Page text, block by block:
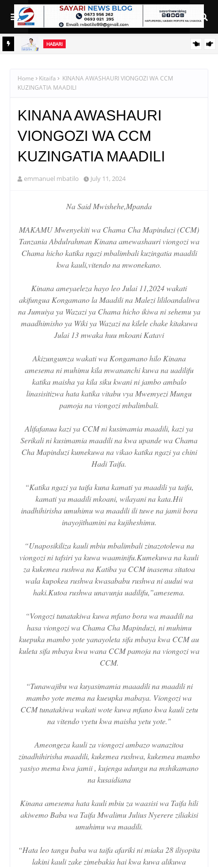
HABARI
Home Kitaifa
KINANA AWASHAURI VIONGOZI WA CCM
KUZINGATIA MAADILI
KINANA AWASHAURI
VIONGOZI WA CCM
KUZINGATIA MAADILI
emmanuel mbatilo July 11, 2024
Na Said Mwishehe,Mpanda
MAKAMU Mwenyekiti wa Chama Cha Mapinduzi (CCM)
Tanzania Abdulrahman Kinana amewashauri viongozi wa
Chama hicho katika ngazi mbalimbali kuzingatia maadili
kwa kauli,vitendo na mwonekano.
Kinana ameyaeleza hayo leo Julai 11,2024 wakati
akifungua Kongamano la Maadili na Malezi lililoandaliwa
na Jumuiya ya Wazazi ya Chama hicho ikiwa ni sehemu ya
maadhimisho ya Wiki ya Wazazi na kilele chake kitakuwa
Julai 13 mwaka huu mkoani Katavi
Akizungumza wakati wa Kongamano hilo Kinana
amesema ni muhimu kila mwananchi kuwa na uadilifu
katika maisha ya kila siku kwani ni jambo ambalo
linasisitizwa hata katika vitabu vya Mwemyezi Mungu
pamoja na viongozi mbalimbali.
Alifafanua kazi ya CCM ni kusimamia maadili, kazi ya
Serikali ni kusimamia maadili na kwa upande wa Chama
Cha Mapinduzi kumekuwa na vikao katika ngazi ya chini
Hadi Taifa.
“Katika ngazi ya taifa kuna kamati ya maadili ya taifa,
kamati ya maadili mkoani, wilayani na kata.Hii
inadhihirisha umuhimu wa maadili ili tuwe na jamii bora
inayojithamini na kujiheshimu.
“Unaposikiliza kauli mbiu mbalimbali zinazotolewa na
viongozi ni tafsiri ya kuwa waaminifu.Kumekuwa na kauli
za kukemea rushwa na Katiba ya CCM inasema sitatoa
wala kupokea rushwa kwasababu rushwa ni audui wa
haki.Kutoa rushwa unavunja uadilifu,”amesema.
“Vongozi tunatakiwa kuwa mfano bora wa maadili na
hasa viongozi wa Chama Cha Mapinduzi, ni muhimu
kuepuka mambo yote yanayoleta sifa mbaya kwa CCM au
kuleta sifa mbaya kwa wana CCM pamoja na viongozi wa
CCM.
“Tunawajibu wa kuyasimamia maaadili na maadili ni
mambo yote mema na kueupka mabaya. Viongozi wa
CCM tunatakiwa wakati wote kuwa mfano kwa kauli zetu
na vitendo vyetu kwa maisha yetu yote."
Ameongeza kauli za viongozi ambazo wanazitoa
zinadhihirisha maadili, kukemea rushwa, kukemea mambo
yasiyo mema kwa jamii , kujenga udungu na mshikamano
na kusaidiana
Kinana amesema hata kauli mbiu za waasisi wa Taifa hili
akiwemo Baba wa Taifa Mwalimu Julius Nyerere ziliakisi
umuhimu wa maadili.
“Hata leo tangu baba wa taifa afariki ni miaka 28 iliyopita
lakini kauli zake zimebakia hai kwa kuwa alikuwa